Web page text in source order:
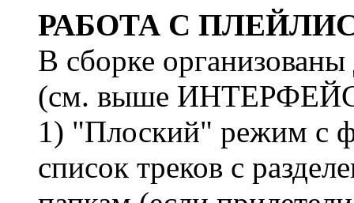
РАБОТА С
В сборке
(см. выше
1) "Плоский" режим с
список треков с